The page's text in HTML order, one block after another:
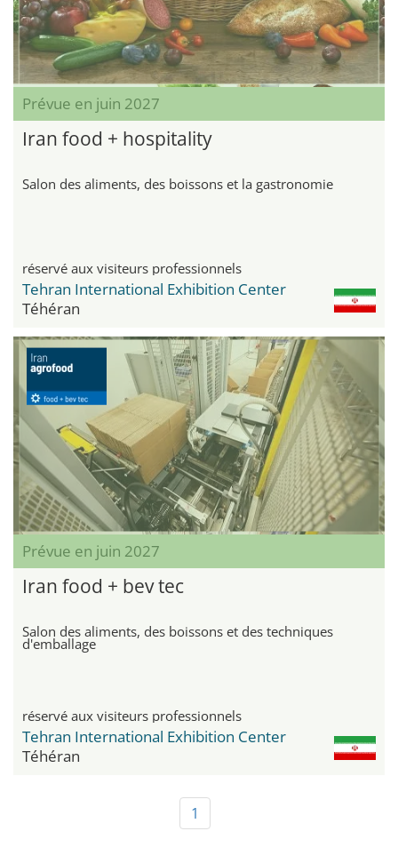
Prévue en juin 2027
Iran food + hospitality
Salon des aliments, des boissons et la gastronomie
réservé aux visiteurs professionnels
Tehran International Exhibition Center
Téhéran
Prévue en juin 2027
Iran food + bev tec
Salon des aliments, des boissons et des techniques
d'emballage
réservé aux visiteurs professionnels
Tehran International Exhibition Center
Téhéran
1